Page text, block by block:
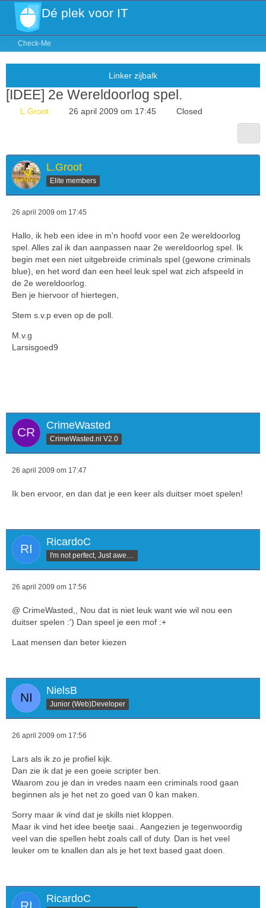
Dé plek voor IT
Check-Me
[IDEE] 2e Wereldoorlog spel.
L.Groot 26 april 2009 om 17:45 Closed
L.Groot
Elite members
26 april 2009 om 17:45
Hallo, ik heb een idee in m'n hoofd voor een 2e wereldoorlog
spel. Alles zal ik dan aanpassen naar 2e wereldoorlog spel. Ik
begin met een niet uitgebreide criminals spel (gewone criminals
blue), en het word dan een heel leuk spel wat zich afspeeld in
de 2e wereldoorlog.
Ben je hiervoor of hiertegen,
Stem s.v.p even op de poll.
M.v.g
Larsisgoed9
CrimeWasted
CrimeWasted.nl V2.0
26 april 2009 om 17:47
Ik ben ervoor, en dan dat je een keer als duitser moet spelen!
RicardoC
26 april 2009 om 17:56
@ CrimeWasted,, Nou dat is niet leuk want wie wil nou een
duitser spelen :') Dan speel je een mof :+
Laat mensen dan beter kiezen
NielsB
Junior (Web)Developer
26 april 2009 om 17:56
Lars als ik zo je profiel kijk.
Dan zie ik dat je een goeie scripter ben.
Waarom zou je dan in vredes naam een criminals rood gaan
beginnen als je het net zo goed van 0 kan maken.
Sorry maar ik vind dat je skills niet kloppen.
Maar ik vind het idee beetje saai.. Aangezien je tegenwoordig
veel van die spellen hebt zoals call of duty. Dan is het veel
leuker om te knallen dan als je het text based gaat doen.
RicardoC